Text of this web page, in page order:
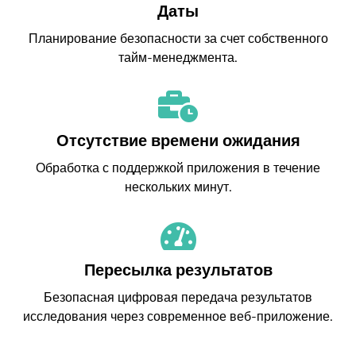
Даты
Планирование безопасности за счет собственного
тайм-менеджмента.
Отсутствие времени ожидания
Обработка с поддержкой приложения в течение
нескольких минут.
Пересылка результатов
Безопасная цифровая передача результатов
исследования через современное веб-приложение.